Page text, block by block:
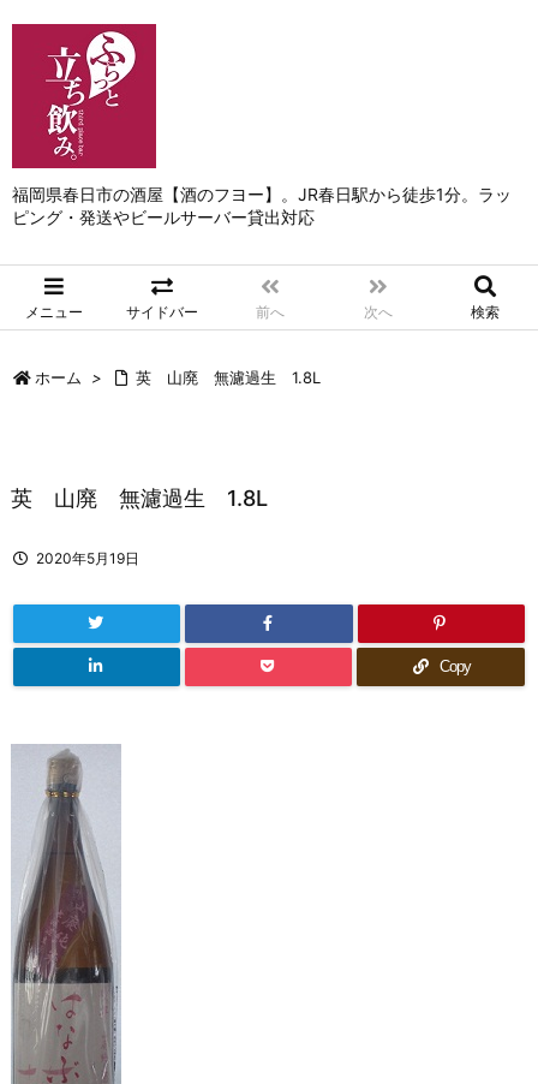
福岡県春日市の酒屋【酒のフヨー】。JR春日駅から徒歩1分。ラッ
ピング・発送やビールサーバー貸出対応
メニュー サイドバー 前へ 次へ 検索
ホーム > 英 山廃 無濾過生 1.8L
英 山廃 無濾過生 1.8L
2020年5月19日
Copy